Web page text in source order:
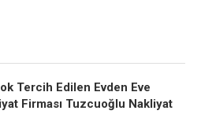
Tercih Edilen Evden Eve
Firması Tuzcuoğlu Nakliyat